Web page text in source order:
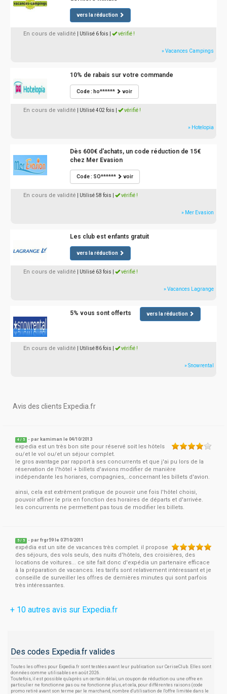
vers la réduction
En cours de validité | Utilisé 6 fois vérifié !
» Vacances Campings
10% de rabais sur votre commande
Code : ho****** voir
En cours de validité | Utilisé 402 fois vérifié !
» Hotelopia
Dès 600€ d'achats, un code réduction de 15€
chez Mer Evasion
Code : SO****** voir
En cours de validité | Utilisé 58 fois vérifié !
» Mer Evasion
Les club est enfants gratuit
vers la réduction
En cours de validité | Utilisé 63 fois vérifié !
» Vacances Lagrange
5% vous sont offerts vers la réduction
En cours de validité | Utilisé 86 fois vérifié !
» Snowrental
Avis des clients Expedia.fr
4 / 5 - par kamiman le 04/10/2013
expedia est un très bon site pour réservé soit les hôtels
ou/et le vol ou/et un séjour complet.
le gros avantage par rapport à ses concurrents et que j'ai pu lors de la
réservation de l'hôtel + billets d'avions modifier de manière
indépendante les horiares, compagnies,..concernant les billets d'avion.
ainsi, cela est extrêment pratique de pouvoir une fois l'hôtel choisi,
pouvoir affiner le prix en fonction des horaires de départs et d'arrivée.
les concurrents ne permettent pas tous de modifier les billets.
5 / 5 - parfrgr59 le 07/10/2011
expédia est un site de vacances très complet. il propose
des séjours, des vols seuls, des nuits d'hôtels, des croisières, des
locations de voitures... ce site fait donc d'expédia un partenaire efficace
à la préparation de vacances. les tarifs sont relativement intéressant et je
conseille de surveiller les offres de dernières minutes qui sont parfois
très intéressantes.
+ 10 autres avis sur Expedia.fr
Des codes Expedia.fr valides
Toutes les offres pour Expedia.fr sont testées avant leur publication sur CeriseClub. Elles sont
données comme utilisables en août 2026.
Toutefois, il est possible qu'après un certain délai, un coupon de réduction ou une offre en
particulier ne fonctionne pas ou ne fonctionne plus, et cela, pour différentes raisons (code
promo retiré avant son terme par le marchand, nombre d'utilisation de l'offre limitée dans le